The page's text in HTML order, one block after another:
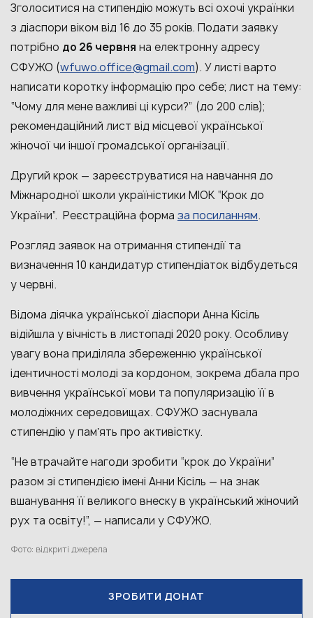
Зголоситися на стипендію можуть всі охочі українки
з діаспори віком від 16 до 35 років. Подати заявку
потрібно до 26 червня на електронну адресу
СФУЖО (wfuwo.office@gmail.com). У листі варто
написати коротку інформацію про себе; лист на тему:
“Чому для мене важливі ці курси?” (до 200 слів);
рекомендаційний лист від місцевої української
жіночої чи іншої громадської організації.
Другий крок — зареєструватися на навчання до
Міжнародної школи україністики МІОК “Крок до
України”. Реєстраційна форма за посиланням.
Розгляд заявок на отримання стипендії та
визначення 10 кандидатур стипендіаток відбудеться
у червні.
Відома діячка української діаспори Анна Кісіль
відійшла у вічність в листопаді 2020 року. Особливу
увагу вона приділяла збереженню української
ідентичності молоді за кордоном, зокрема дбала про
вивчення української мови та популяризацію її в
молодіжних середовищах. СФУЖО заснувала
стипендію у памʼять про активістку.
“Не втрачайте нагоди зробити “крок до України”
разом зі стипендією імені Анни Кісіль — на знак
вшанування її великого внеску в український жіночий
рух та освіту!”, — написали уСФУЖО.
Фото: відкриті джерела
ЗРОБИТИ ДОНАТ